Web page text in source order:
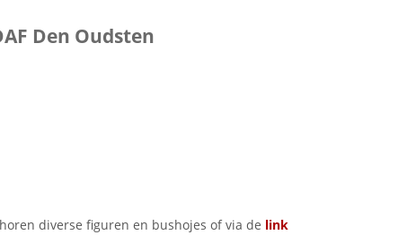
Den Oudsten
diverse figuren en bushojes of via de link